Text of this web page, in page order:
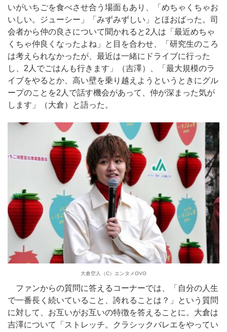
いがいちごを食べさせ合う場面もあり、「めちゃくちゃお
いしい。ジューシー」「みずみずしい」とほおばった。司
会者から仲の良さについて聞かれると2人は「最近めちゃ
くちゃ仲良くなったよね」と目を合わせ、「研究生のころ
は考えられなかったが、最近は一緒にドライブに行った
し、2人でごはんも行きます」（吉澤）、「最大規模のラ
イブをやるとか、高い壁を乗り越えようというときにグル
ープのことを2人で話す機会があって、仲が深まった気が
します」（大倉）と語った。
大倉空人（C）エンタメOVO
ファンからの質問に答えるコーナーでは、「自分の人生
で一番長く続いていること、誇れることは？」という質問
に対して、お互いがお互いの特徴を答えることに。大倉は
吉澤について「ストレッチ。クラシックバレエをやってい